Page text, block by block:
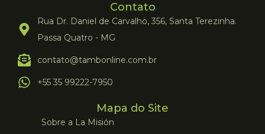
Contato
Rua Dr. Daniel de Carvalho, 356, Santa Terezinha.
Passa Quatro - MG
contato@tambonline.com.br
+55 35 99222-7950
Mapa do Site
Sobre a La Misión